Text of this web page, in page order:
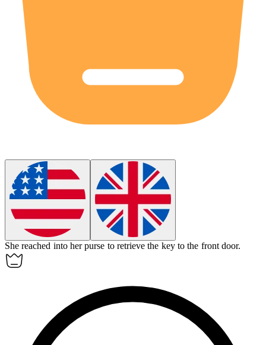
She reached into her purse to retrieve the key to the front door.